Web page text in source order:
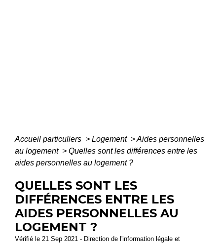
Accueil particuliers > Logement >Aides personnelles
au logement > Quelles sont les différences entre les
aides personnelles au logement ?
QUELLES SONT LES
DIFFÉRENCES ENTRE LES
AIDES PERSONNELLES AU
LOGEMENT ?
Vérifié le 21 Sep 2021 - Direction de l'information légale et